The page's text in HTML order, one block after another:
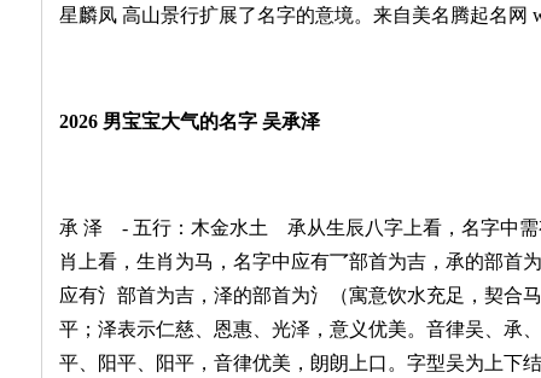
星麟凤 高山景行扩展了名字的意境。来自美名腾起名网
2026 男宝宝大气的名字 吴承泽
承 泽 - 五行：木金水土 承从生辰八字上看，名字中需
肖上看，生肖为马，名字中应有乛部首为吉，承的部首
应有氵部首为吉，泽的部首为氵（寓意饮水充足，契合
平；泽表示仁慈、恩惠、光泽，意义优美。音律吴、承
平、阳平、阳平，音律优美，朗朗上口。字型吴为上下